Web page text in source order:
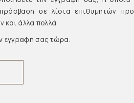
σε λίστα επιθυμητών
και άλλα πολλά.
εγγραφή σας τώρα.